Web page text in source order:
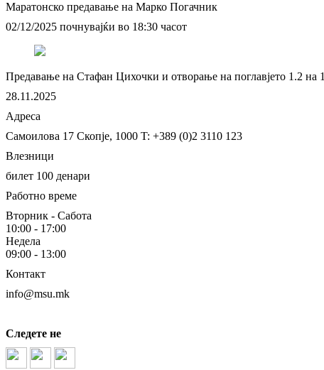
Маратонско предавање на Марко Погачник
02/12/2025 почнувајќи во 18:30 часот
Предавање на Стафан Цихочки и отворање на поглавјето 1.2 на
28.11.2025
Адреса
Самоилова 17 Скопје, 1000 T: +389 (0)2 3110 123
Влезници
билет 100 денари
Работно време
Вторник - Сабота
10:00 - 17:00
Недела
09:00 - 13:00
Контакт
info@msu.mk
Следете не